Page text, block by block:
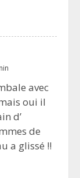
avec
oui il
d’
de
a glissé !!